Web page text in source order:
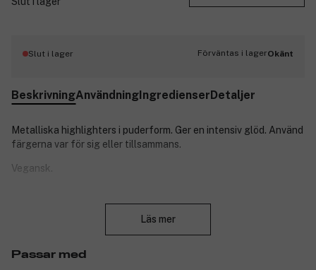
Slut i lager Förväntas i lagerOkänt
BeskrivningAnvändningIngredienserDetaljer
Metalliska highlighters i puderform. Ger en intensiv glöd. Använd
färgerna var för sig eller tillsammans.
Vegansk.
Läs mer
Passar med